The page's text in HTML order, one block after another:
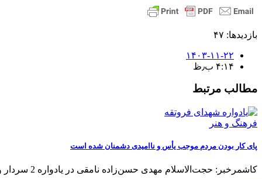
بازدیدها: ۴۷
۱۴۰۳-۱۱-۲۲
۴:۱۴ ب٫ظ
مطالب مرتبط
فرهنگ و هنر
پای کار بودن مردم موجب یأس و ناامیدی دشمنان شده است
کاشمرخبر: حجت‌الاسلام مهدی حسن‌زاده نامقی در یادواره 2 سردار و 43 شهید